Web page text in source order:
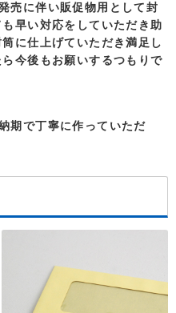
売に伴い販促物用として封
早い対応をしていただき助
に仕上げていただき満足し
今後もお願いするつもりで
期で丁寧に作っていただ